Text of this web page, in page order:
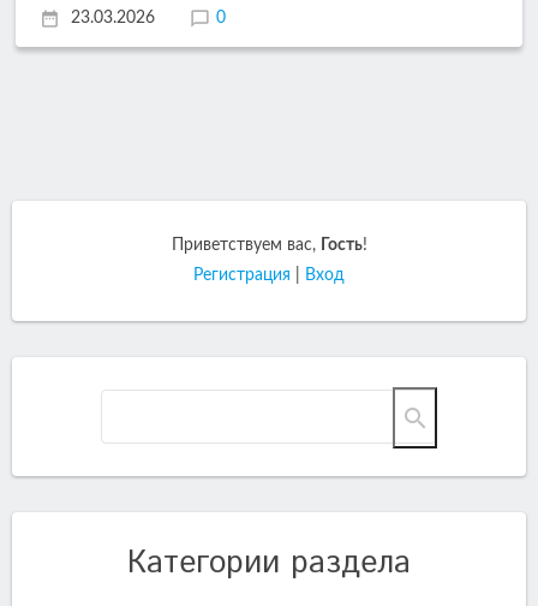
23.03.2026
0
Приветствуем вас, Гость!
Регистрация
Вход
Категории раздела